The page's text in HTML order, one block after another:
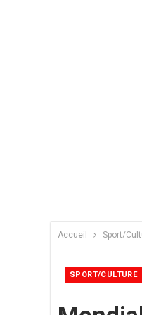
Accueil Sport/
SPORT/CULTURE